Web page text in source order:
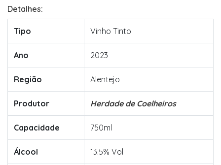
Detalhes:
Tipo Vinho Tinto
Ano 2023
Região Alentejo
Produtor Herdade de Coelheiros
Capacidade 750ml
Álcool 13.5% Vol